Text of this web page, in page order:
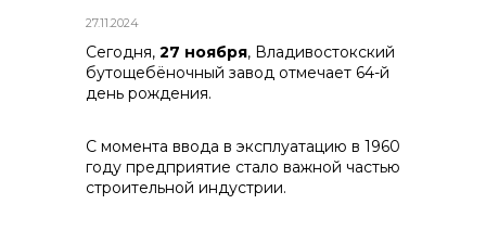
объявленные закупки
27.11.2024
Сегодня, 27 ноября, Владивостокский
бутощебёночный завод отмечает 64-й
день рождения.
С момента ввода в эксплуатацию в 1960
году предприятие стало важной частью
строительной индустрии.